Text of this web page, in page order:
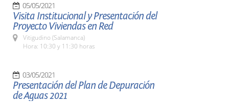
05/05/2021
Visita Institucional y Presentación del
Proyecto Viviendas en Red
Vitigudino (Salamanca)
Hora: 10:30 y 11:30 horas
03/05/2021
Presentación del Plan de Depuración
de Aguas 2021